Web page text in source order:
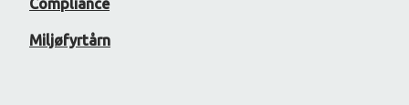
Compliance
Miljøfyrtårn